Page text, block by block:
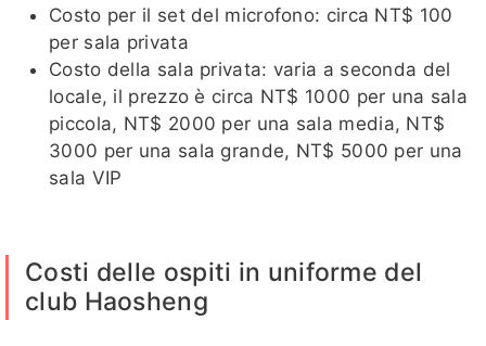
Costo per il set del microfono: circa NT$ 100
per sala privata
Costo della sala privata: varia a seconda del
locale, il prezzo è circa NT$ 1000 per una sala
piccola, NT$ 2000 per una sala media, NT$
3000 per una sala grande, NT$ 5000 per una
sala VIP
Costi delle ospiti in uniforme del
club Haosheng